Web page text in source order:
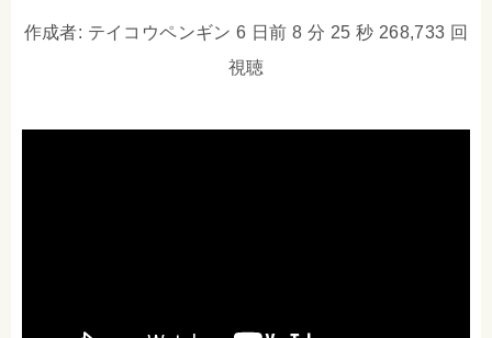
作成者: テイコウペンギン 6 日前 8 分 25 秒 268,733 回
視聴